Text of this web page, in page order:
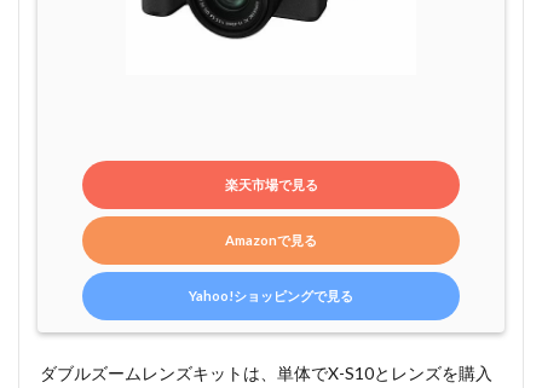
楽天市場で見る
Amazonで見る
Yahoo!ショッピングで見る
ダブルズームレンズキットは、単体でX-S10とレンズを購入